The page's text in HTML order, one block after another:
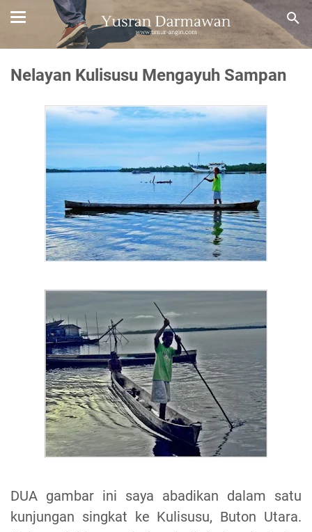
Nelayan Kulisusu Mengayuh Sampan
DUA gambar ini saya abadikan dalam satu
kunjungan singkat ke Kulisusu, Buton Utara.